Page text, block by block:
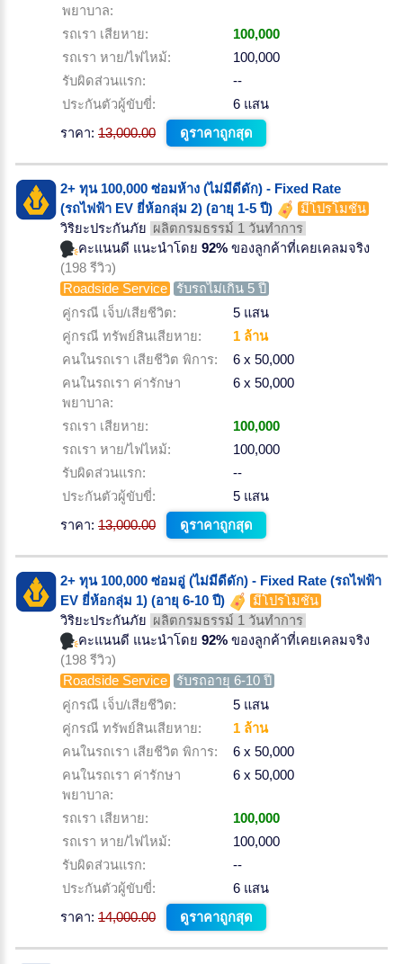
พยาบาล:
รถเรา เสียหาย:
100,000
รถเรา หาย/ไฟไหม้:
100,000
รับผิดส่วนแรก:
--
ประกันตัวผู้ขับขี่:
6 แสน
ราคา: 13,000.00 ดูราคาถูกสุด
2+ ทุน 100,000 ซ่อมห้าง (ไม่มีดีดัก) - Fixed Rate
(รถไฟฟ้า EV ยี่ห้อกลุ่ม 2) (อายุ 1-5 ปี)
มีโปรโมชั่น
วิริยะประกันภัย ผลิตกรมธรรม์ 1 วันทำการ
คะแนนดี แนะนำโดย 92% ของลูกค้าที่เคยเคลมจริง
(198 รีวิว)
Roadside Service
รับรถไม่เกิน 5 ปี
คู่กรณี เจ็บ/เสียชีวิต:
5 แสน
คู่กรณี ทรัพย์สินเสียหาย:
1 ล้าน
คนในรถเรา เสียชีวิต พิการ:
6 x 50,000
คนในรถเรา ค่ารักษา
พยาบาล:
6 x 50,000
รถเรา เสียหาย:
100,000
รถเรา หาย/ไฟไหม้:
100,000
รับผิดส่วนแรก:
--
ประกันตัวผู้ขับขี่:
5 แสน
ราคา: 13,000.00 ดูราคาถูกสุด
2+ ทุน 100,000 ซ่อมอู่ (ไม่มีดีดัก) - Fixed Rate (รถไฟฟ้า
EV ยี่ห้อกลุ่ม 1) (อายุ 6-10 ปี)
มีโปรโมชั่น
วิริยะประกันภัย ผลิตกรมธรรม์ 1 วันทำการ
คะแนนดี แนะนำโดย 92% ของลูกค้าที่เคยเคลมจริง
(198 รีวิว)
Roadside Service
รับรถอายุ 6-10 ปี
คู่กรณี เจ็บ/เสียชีวิต:
5 แสน
คู่กรณี ทรัพย์สินเสียหาย:
1 ล้าน
คนในรถเรา เสียชีวิต พิการ:
6 x 50,000
คนในรถเรา ค่ารักษา
พยาบาล:
6 x 50,000
รถเรา เสียหาย:
100,000
รถเรา หาย/ไฟไหม้:
100,000
รับผิดส่วนแรก:
--
ประกันตัวผู้ขับขี่:
6 แสน
ราคา: 14,000.00 ดูราคาถูกสุด